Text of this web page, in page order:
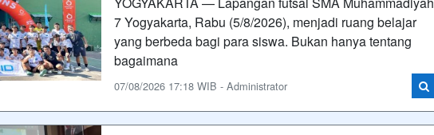
7 Yogyakarta, Rabu (5/8/2026), menjadi ruang belajar
yang berbeda bagi para siswa. Bukan hanya tentang
bagaimana
07/08/2026 17:18 WIB - Administrator